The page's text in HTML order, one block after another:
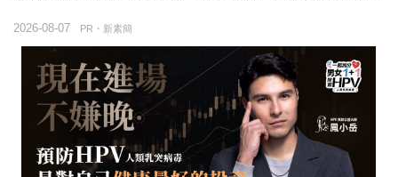
PR・新素簡
2026-08-07